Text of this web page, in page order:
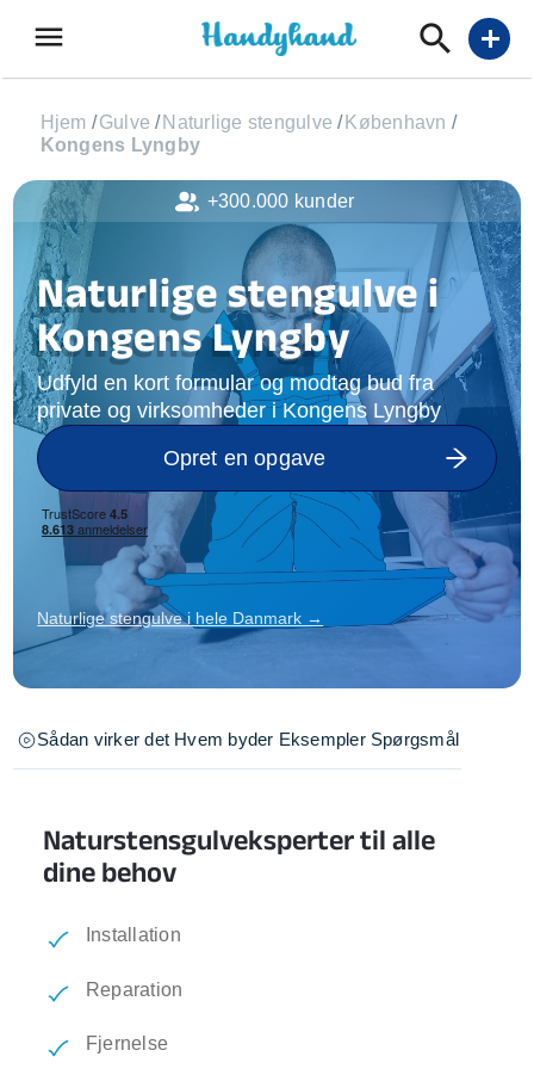
menu add
Hjem /Gulve / Naturlige stengulve / København /
Kongens Lyngby
Naturlige stengulve i
Kongens Lyngby
Udfyld en kort formular og modtag bud fra
private og virksomheder i Kongens Lyngby
Opret en opgave
Naturlige stengulve i hele Danmark →
Sådan virker det Hvem byder Eksempler Spørgsmål
Naturstensgulveksperter til alle
dine behov
Installation
Reparation
Fjernelse
+300.000 kunder